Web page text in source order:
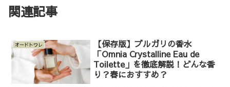
関連記事
オードトワレ
【保存版】ブルガリの香水
「Omnia Crystalline Eau de
Toilette」を徹底解説！どんな香
り？春におすすめ？